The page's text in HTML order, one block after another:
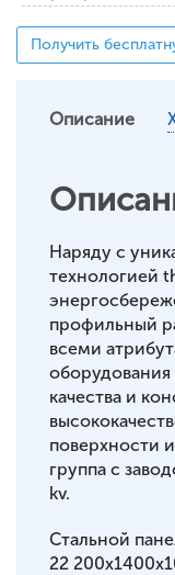
Получить
Описание
Наряду с
технологией
профильный
всеми
качества и
поверхности
группа с
kv.
Стальной
22